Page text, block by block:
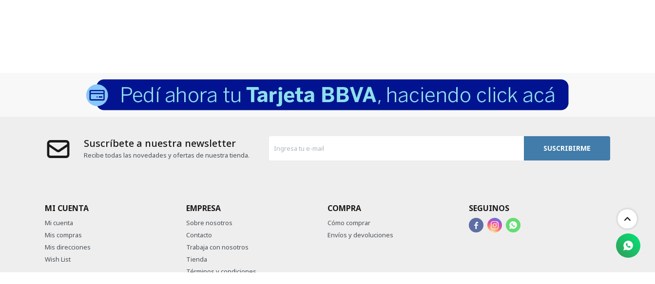
Suscríbete a nuestra newsletter
Recibe todas las novedades y ofertas de nuestra tienda.
SUSCRIBIRME
MI CUENTA
Mi cuenta
Mis compras
Mis direcciones
Wish List
EMPRESA
Sobre nosotros
Contacto
Trabaja con nosotros
Tienda
Términos y condiciones
COMPRA
Cómo comprar
Envíos y devoluciones
SEGUINOS
  